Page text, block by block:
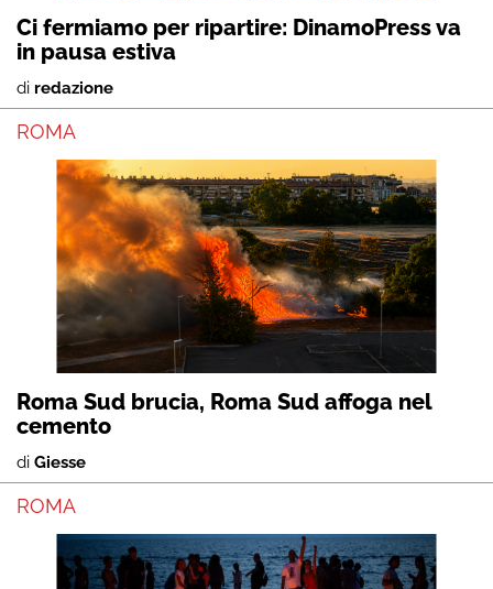
Ci fermiamo per ripartire: DinamoPress va
in pausa estiva
di redazione
ROMA
Roma Sud brucia, Roma Sud affoga nel
cemento
di Giesse
ROMA